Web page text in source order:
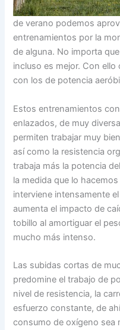
de verano podemos
entrenamientos por la
de alguna. No importa
incluso es mejor. Con
con los de potencia
Estos entrenamientos
enlazados, de muy
permiten trabajar muy
así como la resistencia
trabaja más la potencia
la medida que lo
interviene intensamente
aumenta el impacto de
tobillo al amortiguar el
mucho más intenso.
Las subidas cortas de
predomine el trabajo de
nivel de resistencia, la
esfuerzo constante, de
consumo de oxígeno sea